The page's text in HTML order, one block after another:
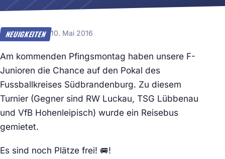
NEUIGKEITEN 10. Mai 2016
Am kommenden Pfingsmontag haben unsere F-
Junioren die Chance auf den Pokal des
Fussballkreises Südbrandenburg. Zu diesem
Turnier (Gegner sind RW Luckau, TSG Lübbenau
und VfB Hohenleipisch) wurde ein Reisebus
gemietet.
Es sind noch Plätze frei! 🚐!